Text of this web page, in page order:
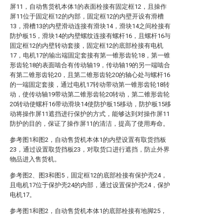
屏11，自动售货机本体1的表面栓接有固定框12，且操作
屏11位于固定框12的内部，固定框12的内壁开设有滑槽
13，滑槽13的内壁滑动连接有滑块14，滑块14之间栓接有
防护板15，滑块14的内壁螺纹连接有螺杆16，且螺杆16与
固定框12的内壁转动套接，固定框12的底部栓接有电机
17，电机17的输出端固定套接有第一锥形齿轮18，第一锥
形齿轮18的表面啮合有传动轴19，传动轴19的另一端啮合
有第二锥形齿轮20，且第二锥形齿轮20的轴心处与螺杆16
的一端固定套接，通过电机17转动带动第一锥形齿轮18转
动，使传动轴19带动第二锥形齿轮20转动，第二锥形齿轮
20转动使螺杆16带动滑块14使防护板15移动，防护板15移
动将操作屏11遮挡进行保护的方式，能够达到对操作屏11
防护的目的，保证了操作屏11的清洁，提高了使用寿命。
参考图1和图2，自动售货机本体1的内壁设置有取货挡板
23，通过设置取货挡板23，对取货口进行遮挡，防止外界
物品进入售货机。
参考图2、图3和图5，固定框12的底部栓接有保护壳24，
且电机17位于保护壳24的内部，通过设置保护壳24，保护
电机17。
参考图1和图2，自动售货机本体1的底部栓接有地脚25，